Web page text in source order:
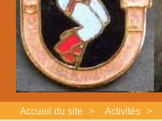
Accueil du site > Activités >